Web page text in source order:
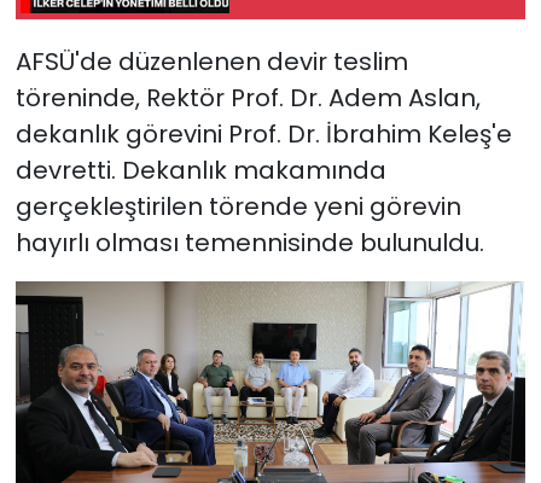
AFSÜ'de düzenlenen devir teslim
töreninde, Rektör Prof. Dr. Adem Aslan,
dekanlık görevini Prof. Dr. İbrahim Keleş'e
devretti. Dekanlık makamında
gerçekleştirilen törende yeni görevin
hayırlı olması temennisinde bulunuldu.